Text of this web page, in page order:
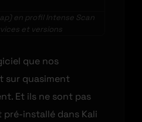
en profil Intense Scan
et versions
que nos
sur quasiment
Et ils ne sont pas
pré-installé dans Kali